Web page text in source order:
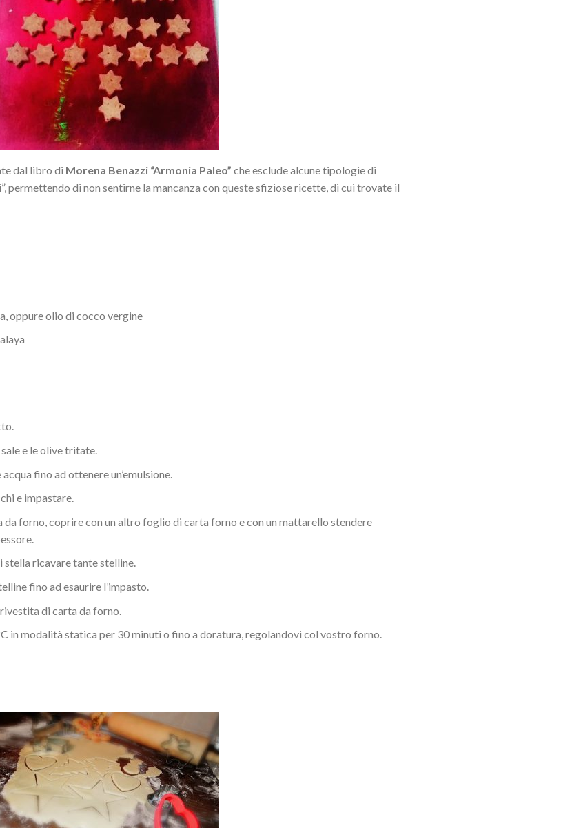
dal libro di Morena Benazzi “Armonia Paleo” che esclude alcune tipologie di
permettendo di non sentirne la mancanza con queste sfiziose ricette, di cui trovate il
oppure olio di cocco vergine
e le olive tritate.
fino ad ottenere un’emulsione.
e impastare.
forno, coprire con un altro foglio di carta forno e con un mattarello stendere
ricavare tante stelline.
fino ad esaurire l’impasto.
di carta da forno.
in modalità statica per 30 minuti o fino a doratura, regolandovi col vostro forno.